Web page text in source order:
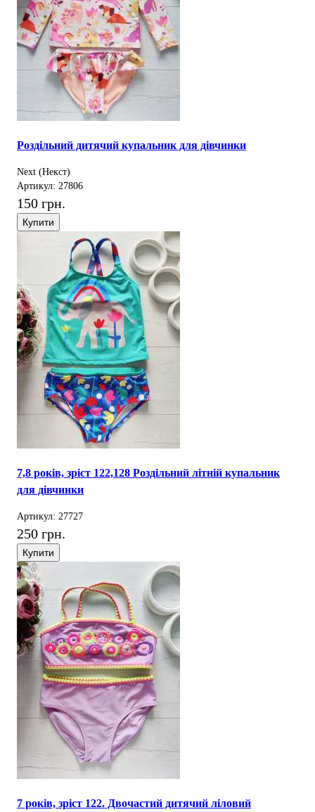
Роздільний дитячий купальник для дівчинки
Next (Некст)
Артикул: 27806
150 грн.
Купити
7,8 років, зріст 122,128 Роздільний літній купальник
для дівчинки
Артикул: 27727
250 грн.
Купити
7 років, зріст 122. Двочастий дитячий ліловий